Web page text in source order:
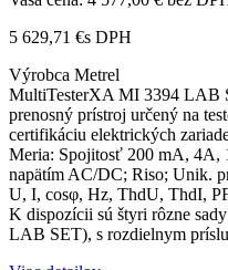
5 629,71 €s DPH
Výrobca Metrel
MultiTesterXA MI 3394 LAB
prenosný prístroj určený na
certifikáciu elektrických
Meria: Spojitosť 200 mA, 4A,
napätím AC/DC; Riso; Unik.
U, I, cosφ, Hz, ThdU, ThdI,
K dispozícii sú štyri rôzne
LAB SET), s rozdielnym